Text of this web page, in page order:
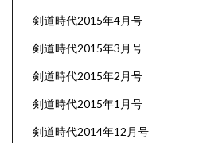
剣道時代2015年4月号
剣道時代2015年3月号
剣道時代2015年2月号
剣道時代2015年1月号
剣道時代2014年12月号